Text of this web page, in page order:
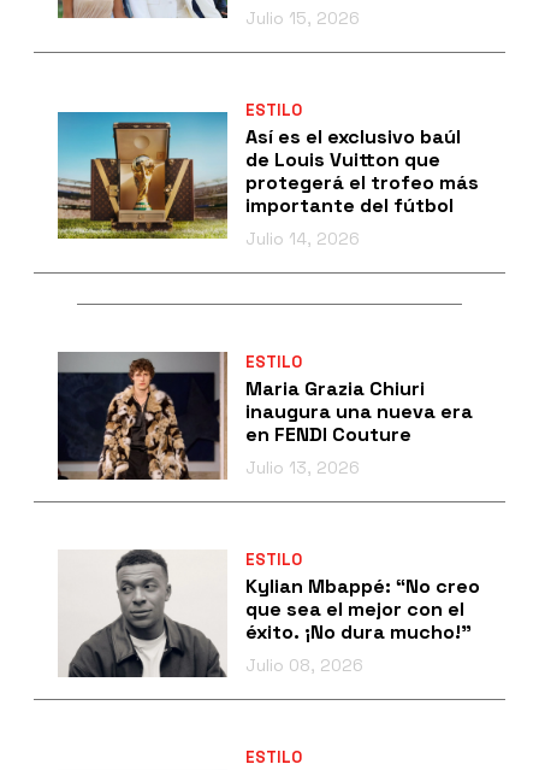
Julio 15, 2026
ESTILO
Así es el exclusivo baúl
de Louis Vuitton que
protegerá el trofeo más
importante del fútbol
Julio 14, 2026
ESTILO
Maria Grazia Chiuri
inaugura una nueva era
en FENDI Couture
Julio 13, 2026
ESTILO
Kylian Mbappé: “No creo
que sea el mejor con el
éxito. ¡No dura mucho!”
Julio 08, 2026
ESTILO